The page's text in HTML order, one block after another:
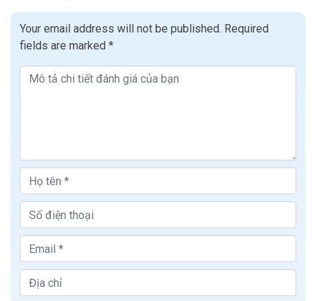
Your email address will not be published. Required
fields are marked *